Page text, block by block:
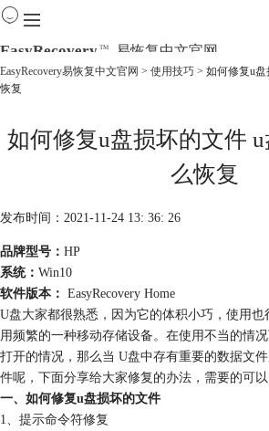
EasyRecovery TM 易恢复中文官网
下载
EasyRecovery易恢复中文官网 > 使用技巧 > 如何修复u
恢复
如何修复u盘损坏的文件
么恢复
发布时间：2021-11-24 13: 36: 26
品牌型号： HP
系统： Win10
软件版本： EasyRecovery Home
U盘大家都很熟悉，因为它的体积小巧，使用
用频繁的一种移动存储设备。在使用不当的情
打开的情况，那么当 U盘中存有重要的数据文
件呢，下面分享给大家修复的办法，需要的可以
一、如何修复u盘损坏的文件
1、提示命令符修复